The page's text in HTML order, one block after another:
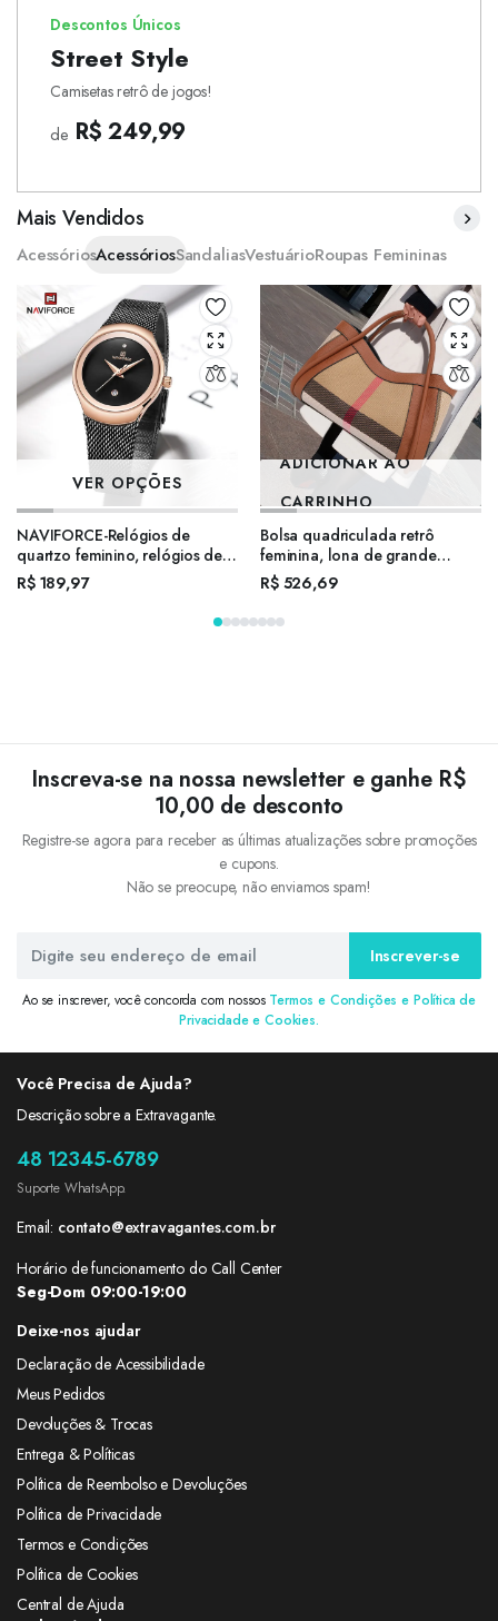
Descontos Únicos
Street Style
Camisetas retrô de jogos!
de R$ 249,99
Mais Vendidos
AcessóriosAcessóriosSandaliasVestuárioRoupas Femininas
VER OPÇÕES
NAVIFORCE-Relógios de
quartzo feminino, relógios de
pulso impermeáveis para
senhoras, aço inoxidável,
R$189,97
ADICIONAR AO
CARRINHO
Bolsa quadriculada retrô
feminina, lona de grande
capacidade elegante e
avançada, bolsa de couro
para mãe e filho, nova, 2024
R$526,69
Inscreva-se na nossa newsletter e ganhe R$
10,00 de desconto
Registre-se agora para receber as últimas atualizações sobre promoções
e cupons.
Não se preocupe, não enviamos spam!
Inscrever-se
Ao se inscrever, você concorda com nossos Termos e Condições e Política de
Privacidade e Cookies.
Você Precisa de Ajuda?
Descrição sobre a Extravagante.
48 12345-6789
Suporte WhatsApp.
Email: contato@extravagantes.com.br
Horário de funcionamento do Call Center
Seg-Dom 09:00-19:00
Deixe-nos ajudar
Declaração de Acessibilidade
Meus Pedidos
Devoluções & Trocas
Entrega & Políticas
Política de Reembolso e Devoluções
Política de Privacidade
Termos e Condições
Política de Cookies
Central de Ajuda